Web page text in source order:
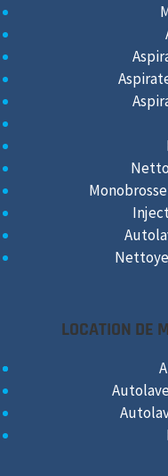
LOCATION DE